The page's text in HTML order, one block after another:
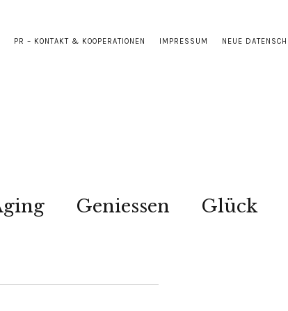
PR – KONTAKT & KOOPERATIONEN IMPRESSUM NEUE
Geniessen Glück